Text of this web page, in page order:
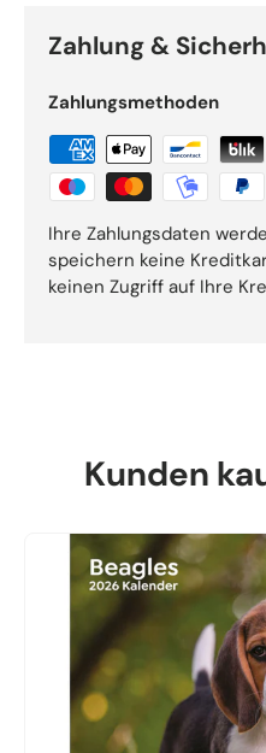
Zahlung &
Zahlungsmethoden
Ihre Zahlungsdaten
speichern keine
keinen Zugriff auf Ihre
Kunden